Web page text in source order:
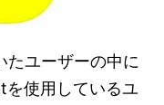
たユーザーの中に
使用しているユ